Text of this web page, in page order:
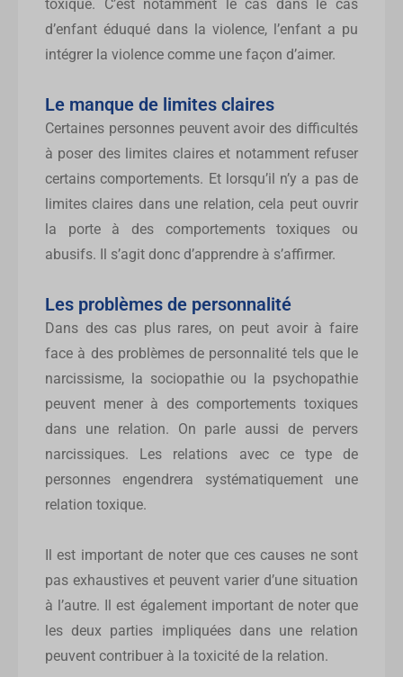
toxique. C’est notamment le cas dans le cas
d’enfant éduqué dans la violence, l’enfant a pu
intégrer la violence comme une façon d’aimer.
Le manque de limites claires
Certaines personnes peuvent avoir des difficultés
à poser des limites claires et notamment refuser
certains comportements. Et lorsqu’il n’y a pas de
limites claires dans une relation, cela peut ouvrir
la porte à des comportements toxiques ou
abusifs. Il s’agit donc d’apprendre à s’affirmer.
Les problèmes de personnalité
Dans des cas plus rares, on peut avoir à faire
face à des problèmes de personnalité tels que le
narcissisme, la sociopathie ou la psychopathie
peuvent mener à des comportements toxiques
dans une relation. On parle aussi de pervers
narcissiques. Les relations avec ce type de
personnes engendrera systématiquement une
relation toxique.
Il est important de noter que ces causes ne sont
pas exhaustives et peuvent varier d’une situation
à l’autre. Il est également important de noter que
les deux parties impliquées dans une relation
peuvent contribuer à la toxicité de la relation.